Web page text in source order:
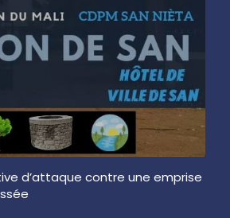
d’attaque contre une emprise